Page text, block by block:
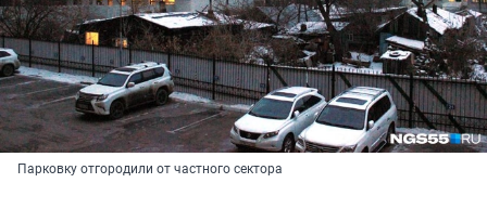
Парковку отгородили от частного сектора